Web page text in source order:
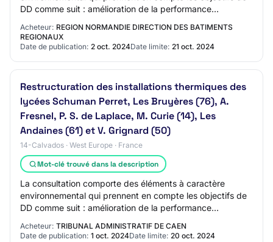
DD comme suit : amélioration de la performance
Acheteur: REGION NORMANDIE DIRECTION DES BATIMENTS
REGIONAUX
Date de publication: 2 oct. 2024Date limite: 21 oct. 2024
Restructuration des installations thermiques des
lycées Schuman Perret, Les Bruyères (76), A.
Fresnel, P. S. de Laplace, M. Curie (14), Les
Andaines (61) et V. Grignard (50)
14-Calvados · West Europe · France
Mot-clé trouvé dans la description
La consultation comporte des éléments à caractère
environnemental qui prennent en compte les objectifs de
DD comme suit : amélioration de la performance
Acheteur: TRIBUNAL ADMINISTRATIF DE CAEN
Date de publication: 1 oct. 2024Date limite: 20 oct. 2024